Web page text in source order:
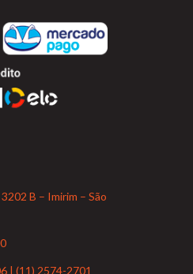
B – Imirim – São
| (11) 2574-2701